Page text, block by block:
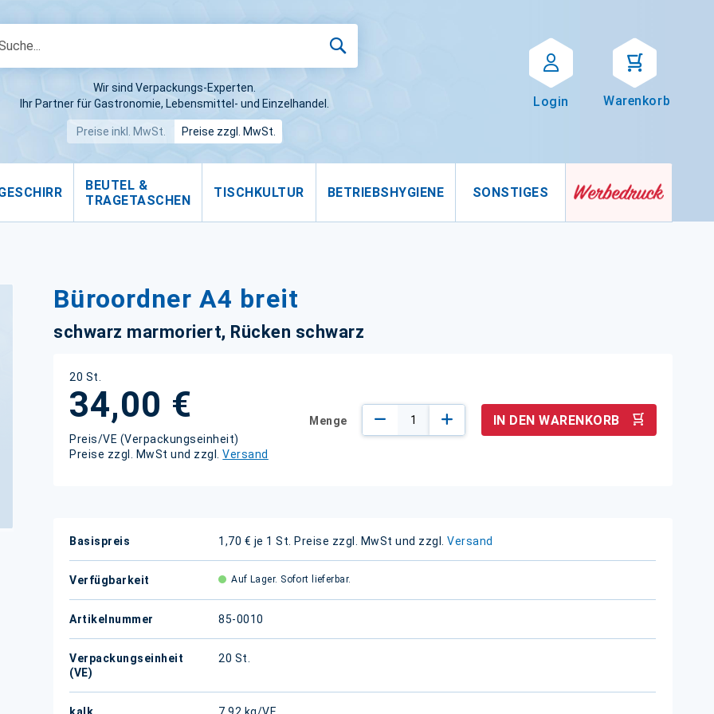
Wir sind Verpackungs-Experten.
Ihr Partner für Gastronomie, Lebensmittel- und Einzelhandel.
Preise inkl. MwSt. Preise zzgl. MwSt.
Login Warenkorb
BEUTEL &
TRAGETASCHEN
TISCHKULTUR BETRIEBSHYGIENE SONSTIGES
Büroordner A4 breit
schwarz marmoriert, Rücken schwarz
20 St.
34,00 €
Preis/VE (Verpackungseinheit)
Preise zzgl. MwSt und zzgl.Versand
Menge IN DEN WARENKORB
Weitere
Basispreis 1,70 € je 1 St. Preise zzgl. MwSt und zzgl.Versand
Verfügbarkeit Auf Lager. Sofort lieferbar.
Artikelnummer 85-0010
Verpackungseinheit
(VE)
20 St.